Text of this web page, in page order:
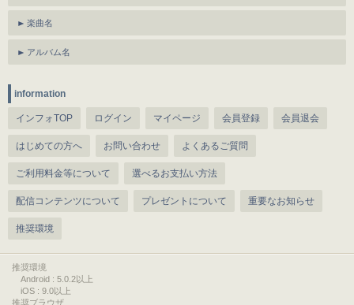
楽曲名
アルバム名
information
インフォTOP ログイン マイページ 会員登録 会員退会
はじめての方へ お問い合わせ よくあるご質問
ご利用料金等について 選べるお支払い方法
配信コンテンツについて プレゼントについて 重要なお知らせ
推奨環境
推奨環境
Android : 5.0.2以上
iOS : 9.0以上
推奨ブラウザ